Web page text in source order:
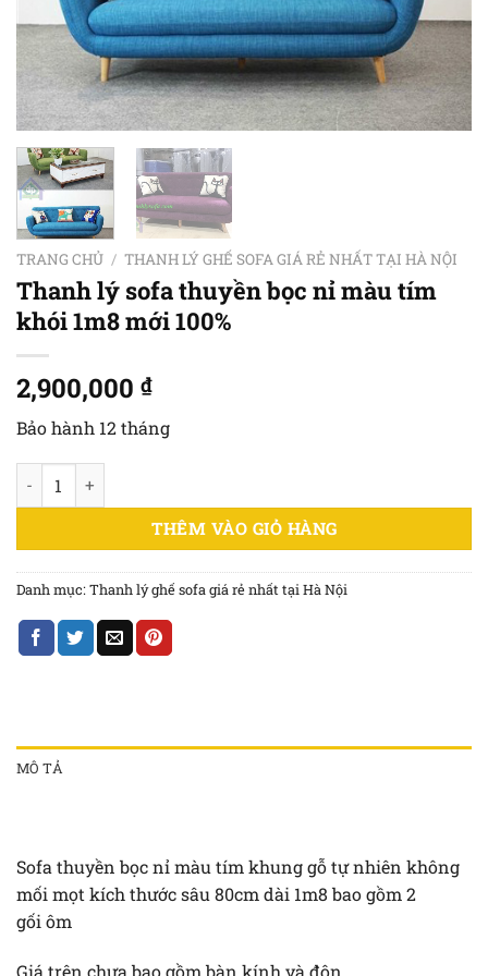
TRANG CHỦ / THANH LÝ GHẾ SOFA GIÁ RẺ NHẤT TẠI HÀ NỘI
Thanh lý sofa thuyền bọc nỉ màu tím
khói 1m8 mới 100%
2,900,000 ₫
Bảo hành 12 tháng
Thanh lý sofa thuyền bọc nỉ màu tím khói 1m8 mới 100% số
THÊM VÀO GIỎ HÀNG
Danh mục:Thanh lý ghế sofa giá rẻ nhất tại Hà Nội
MÔ TẢ
Sofa thuyền bọc nỉ màu tím khung gỗ tự nhiên không
mối mọt kích thước sâu 80cm dài 1m8 bao gồm 2
gối ôm
Giá trên chưa bao gồm bàn kính và đôn.